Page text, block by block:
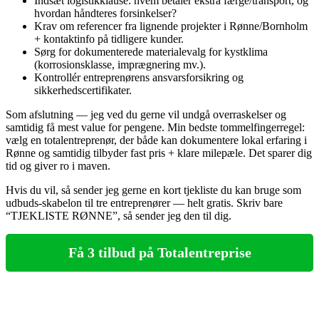
hvordan håndteres forsinkelser?
Krav om referencer fra lignende projekter i Rønne/Bornholm
+ kontaktinfo på tidligere kunder.
Sørg for dokumenterede materialevalg for kystklima
(korrosionsklasse, imprægnering mv.).
Kontrollér entreprenørens ansvarsforsikring og
sikkerhedscertifikater.
Som afslutning — jeg ved du gerne vil undgå overraskelser og
samtidig få mest value for pengene. Min bedste tommelfingerregel:
vælg en totalentreprenør, der både kan dokumentere lokal erfaring i
Rønne og samtidig tilbyder fast pris + klare milepæle. Det sparer dig
tid og giver ro i maven.
Hvis du vil, så sender jeg gerne en kort tjekliste du kan bruge som
udbuds‑skabelon til tre entreprenører — helt gratis. Skriv bare
“TJEKLISTE RØNNE”, så sender jeg den til dig.
Få 3 tilbud på Totalentreprise